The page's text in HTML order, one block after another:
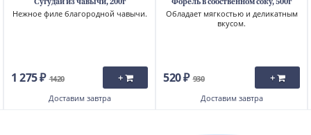
Сугудай из чавычи, 200г
Нежное филе благородной чавычи.
1 275 ₽ 1420 +
Доставим завтра
Форель в собственном соку, 500г
Обладает мягкостью и деликатным
вкусом.
520 ₽ 930 +
Доставим завтра